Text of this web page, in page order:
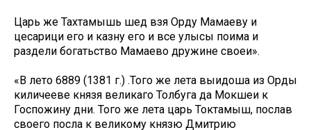
Царь же Тахтамышь шед взя Орду Мамаеву и
цесарици его и казну его и все улысы поима и
раздели богатьство Мамаево дружине своеи».
«В лето 6889 (1381 г.) .Того же лета выидоша из Орды
киличееве князя великаго Толбуга да Мокшеи к
Госпожину дни. Того же лета царь Токтамыш, послав
своего посла к великому князю Дмитрию